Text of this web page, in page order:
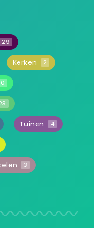
29
Kerken 2
23
Tuinen 4
3